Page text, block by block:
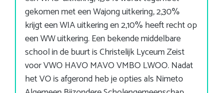
gekomen met een Wajong uitkering, 2,30%
krijgt een WIA uitkering en 2,10% heeft recht op
een WW uitkering. Een bekende middelbare
school in de buurt is Christelijk Lyceum Zeist
voor VWO HAVO MAVO VMBO LWOO. Nadat
het VO is afgerond heb je opties als Nimeto